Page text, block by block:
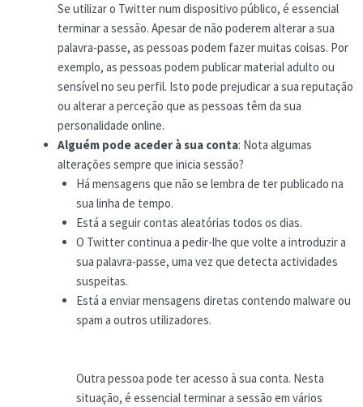
Se utilizar o Twitter num dispositivo público, é essencial
terminar a sessão. Apesar de não poderem alterar a sua
palavra-passe, as pessoas podem fazer muitas coisas. Por
exemplo, as pessoas podem publicar material adulto ou
sensível no seu perfil. Isto pode prejudicar a sua reputação
ou alterar a perceção que as pessoas têm da sua
personalidade online.
Alguém pode aceder à sua conta: Nota algumas
alterações sempre que inicia sessão?
Há mensagens que não se lembra de ter publicado na
sua linha de tempo.
Está a seguir contas aleatórias todos os dias.
O Twitter continua a pedir-lhe que volte a introduzir a
sua palavra-passe, uma vez que detecta actividades
suspeitas.
Está a enviar mensagens diretas contendo malware ou
spam a outros utilizadores.
Outra pessoa pode ter acesso à sua conta. Nesta
situação, é essencial terminar a sessão em vários